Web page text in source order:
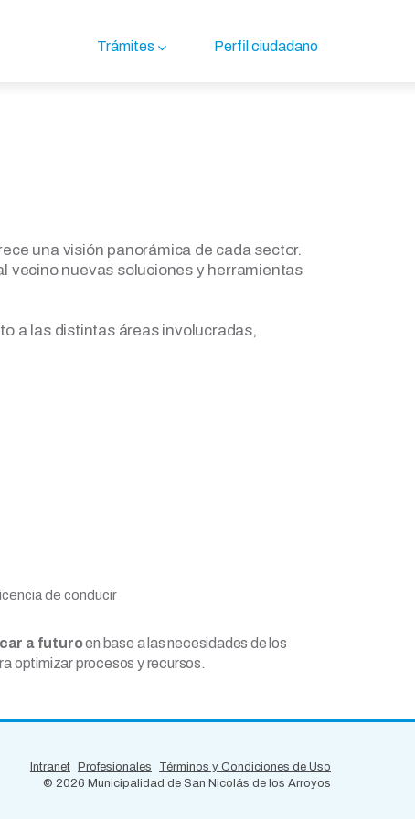
Trámites Perfil ciudadano
una visión panorámica de cada sector.
vecino nuevas soluciones y herramientas
a las distintas áreas involucradas,
de conducir
a futuroen base a las necesidades de los
optimizar procesos y recursos.
Intranet Profesionales
Términos y Condiciones de Uso
© 2026 Municipalidad de San Nicolás de los Arroyos